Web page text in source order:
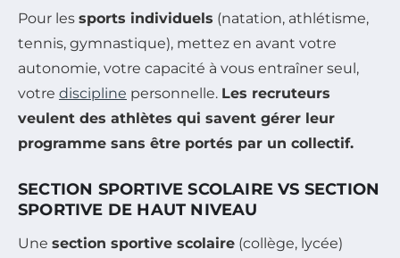
Pour les sports individuels (natation, athlétisme,
tennis, gymnastique), mettez en avant votre
autonomie, votre capacité à vous entraîner seul,
votre discipline personnelle. Les recruteurs
veulent des athlètes qui savent gérer leur
programme sans être portés par un collectif.
SECTION SPORTIVE SCOLAIRE VS SECTION
SPORTIVE DE HAUT NIVEAU
Une section sportive scolaire (collège, lycée)